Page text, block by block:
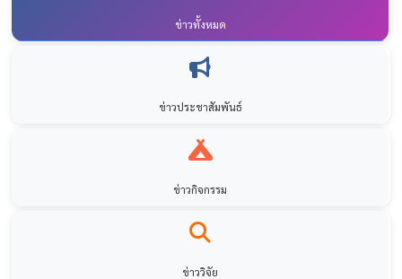
ข่าวทั้งหมด
ข่าวประชาสัมพันธ์
ข่าวกิจกรรม
ข่าววิจัย